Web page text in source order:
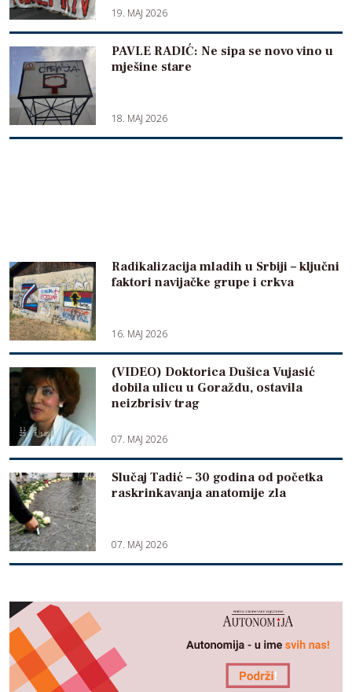
19. MAJ 2026
PAVLE RADIĆ: Ne sipa se novo vino u
mješine stare
18. MAJ 2026
Radikalizacija mladih u Srbiji – ključni
faktori navijačke grupe i crkva
16. MAJ 2026
(VIDEO) Doktorica Dušica Vujasić
dobila ulicu u Goraždu, ostavila
neizbrisiv trag
07. MAJ 2026
Slučaj Tadić – 30 godina od početka
raskrinkavanja anatomije zla
07. MAJ 2026